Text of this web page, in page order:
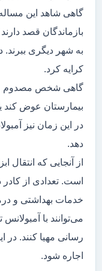
گاهی شاهد این
بازماندگان قصد
به شهر دیگری ببرند.
کرایه کرد.
گاهی شخص مصدوم و
بیمارستان عوض کند
در این زمان نیز
دهد.
از آنجایی که
است. تعدادی از
خدمات بهداشتی و
می‌توانند با
رسانی مهیا کنند.
اجاره شود.